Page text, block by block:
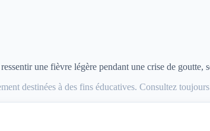
une fièvre légère pendant une crise de goutte,
destinées à des fins éducatives. Consultez